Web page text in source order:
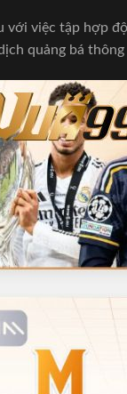
với việc tập hợp
quảng bá thông